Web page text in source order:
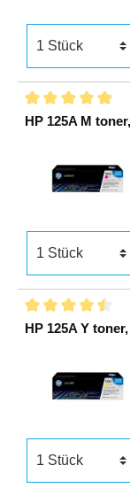
HP 125A M
HP 125A Y